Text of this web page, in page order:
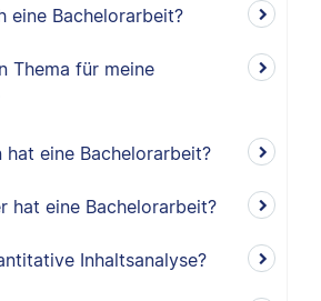
eine Bachelorarbeit?
Thema für meine
hat eine Bachelorarbeit?
hat eine Bachelorarbeit?
Inhaltsanalyse?